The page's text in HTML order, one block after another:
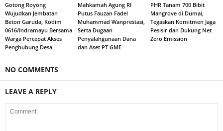
Gotong Royong
Wujudkan Jembatan
Beton Garuda, Kodim
0616/Indramayu Bersama
Warga Percepat Akses
Penghubung Desa
Mahkamah Agung RI
Putus Fauzan Fadel
Muhammad Wanprestasi,
Serta Dugaan
Penyalahgunaan Dana
dan Aset PT GME
PHR Tanam 700 Bibit
Mangrove di Dumai,
Tegaskan Komitmen Jaga
Pesisir dan Dukung Net
Zero Emission
NO COMMENTS
LEAVE A REPLY